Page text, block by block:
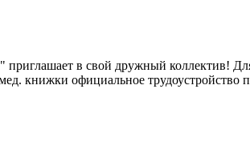
в свой дружный коллектив!
книжки официальное трудоустройство